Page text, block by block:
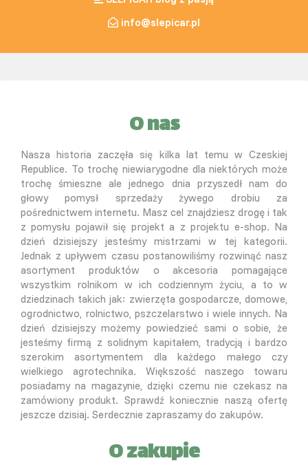
info@slepicar.pl
O nas
Nasza historia zaczęła się kilka lat temu w Czeskiej
Republice. To trochę niewiarygodne dla niektórych może
trochę śmieszne ale jednego dnia przyszedł nam do
głowy pomysł sprzedaży żywego drobiu za
pośrednictwem internetu. Masz cel znajdziesz drogę i tak
z pomysłu pojawił się projekt a z projektu e-shop. Na
dzień dzisiejszy jesteśmy mistrzami w tej kategorii.
Jednak z upływem czasu postanowiliśmy rozwinąć nasz
asortyment produktów o akcesoria pomagające
wszystkim rolnikom w ich codziennym życiu, a to w
dziedzinach takich jak: zwierzęta gospodarcze, domowe,
ogrodnictwo, rolnictwo, pszczelarstwo i wiele innych. Na
dzień dzisiejszy możemy powiedzieć sami o sobie, że
jesteśmy firmą z solidnym kapitałem, tradycją i bardzo
szerokim asortymentem dla każdego małego czy
wielkiego agrotechnika. Większość naszego towaru
posiadamy na magazynie, dzięki czemu nie czekasz na
zamówiony produkt. Sprawdź koniecznie naszą ofertę
jeszcze dzisiaj. Serdecznie zapraszamy do zakupów.
O zakupie